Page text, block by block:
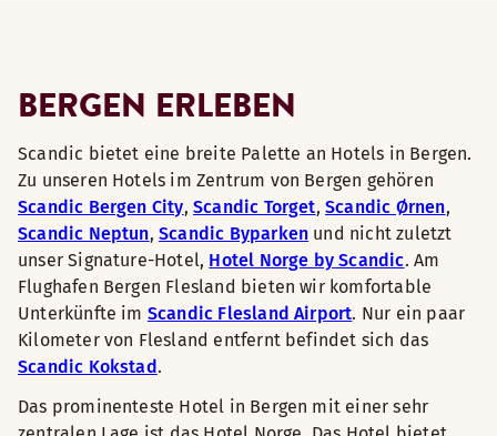
BERGEN ERLEBEN
Scandic bietet eine breite Palette an Hotels in Bergen.
Zu unseren Hotels im Zentrum von Bergen gehören
Scandic Bergen City,Scandic Torget,Scandic Ørnen,
Scandic Neptun,Scandic Byparken und nicht zuletzt
unser Signature-Hotel, Hotel Norge by Scandic. Am
Flughafen Bergen Flesland bieten wir komfortable
Unterkünfte im Scandic Flesland Airport. Nur ein paar
Kilometer von Flesland entfernt befindet sich das
Scandic Kokstad.
Das prominenteste Hotel in Bergen mit einer sehr